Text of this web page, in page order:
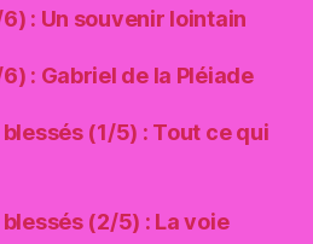
: Un souvenir lointain
: Gabriel de la Pléiade
(1/5) : Tout ce qui
(2/5) : La voie